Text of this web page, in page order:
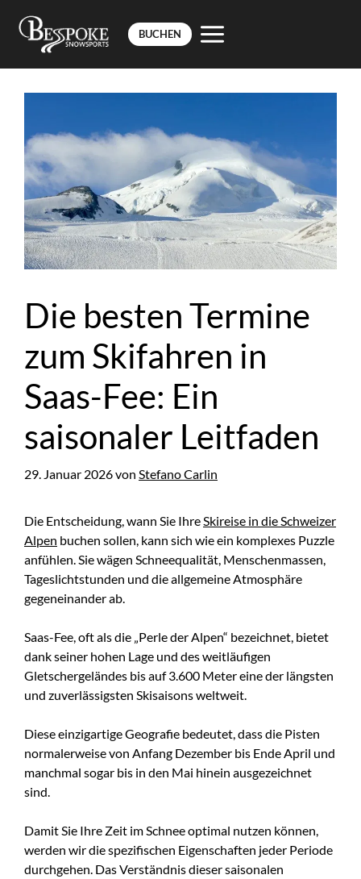
BUCHEN
Inhalt
Die besten Termine
zum Skifahren in
Saas-Fee: Ein
saisonaler Leitfaden
29. Januar 2026von Stefano Carlin
Die Entscheidung, wann Sie Ihre Skireise in die Schweizer
Alpen buchen sollen, kann sich wie ein komplexes Puzzle
anfühlen. Sie wägen Schneequalität, Menschenmassen,
Tageslichtstunden und die allgemeine Atmosphäre
gegeneinander ab.
Saas-Fee, oft als die „Perle der Alpen“ bezeichnet, bietet
dank seiner hohen Lage und des weitläufigen
Gletschergeländes bis auf 3.600 Meter eine der längsten
und zuverlässigsten Skisaisons weltweit.
Diese einzigartige Geografie bedeutet, dass die Pisten
normalerweise von Anfang Dezember bis Ende April und
manchmal sogar bis in den Mai hinein ausgezeichnet
sind.
Damit Sie Ihre Zeit im Schnee optimal nutzen können,
werden wir die spezifischen Eigenschaften jeder Periode
durchgehen. Das Verständnis dieser saisonalen